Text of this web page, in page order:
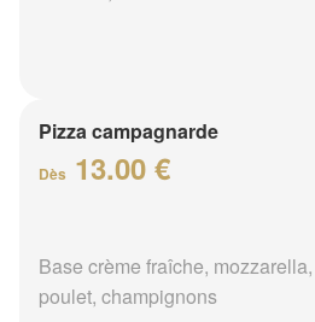
Pizza campagnarde
Dès 13.00 €
Base crème fraîche,
poulet, champignons